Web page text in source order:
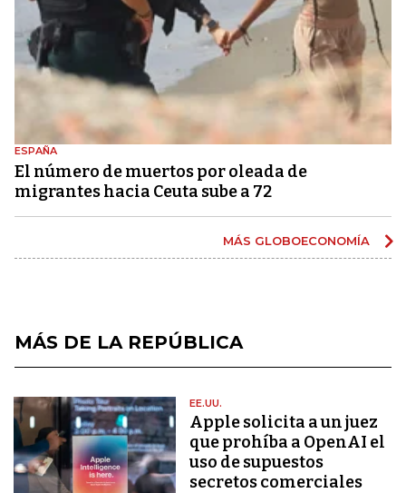
ESPAÑA
El número de muertos por oleada de
migrantes hacia Ceuta sube a 72
MÁS GLOBOECONOMÍA
MÁS DE LA REPÚBLICA
EE.UU.
Apple solicita a un juez
que prohíba a OpenAI el
uso de supuestos
secretos comerciales